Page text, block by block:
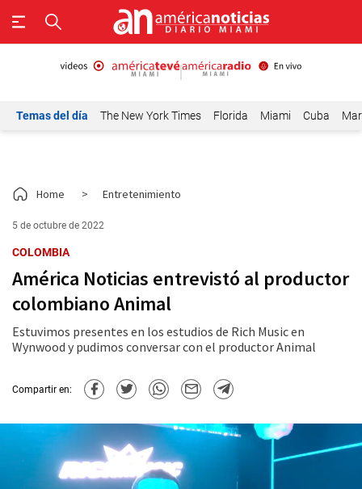
Temas del día The New York Times Florida Miami Cuba
Home > Entretenimiento
5 de octubre de 2022
COLOMBIA
América Noticias entrevistó al productor
colombiano Animal
Estuvimos presentes en los estudios de Rich Music en
Wynwood y pudimos conversar con el productor Animal
Compartir en: